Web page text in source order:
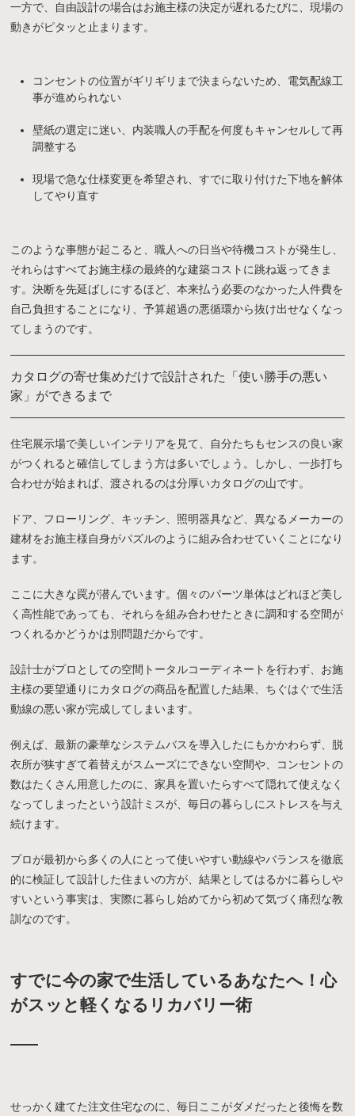
一方で、自由設計の場合はお施主様の決定が遅れるたびに、現場の
動きがピタッと止まります。
コンセントの位置がギリギリまで決まらないため、電気配線工
事が進められない
壁紙の選定に迷い、内装職人の手配を何度もキャンセルして再
調整する
現場で急な仕様変更を希望され、すでに取り付けた下地を解体
してやり直す
このような事態が起こると、職人への日当や待機コストが発生し、
それらはすべてお施主様の最終的な建築コストに跳ね返ってきま
す。決断を先延ばしにするほど、本来払う必要のなかった人件費を
自己負担することになり、予算超過の悪循環から抜け出せなくなっ
てしまうのです。
カタログの寄せ集めだけで設計された「使い勝手の悪い
家」ができるまで
住宅展示場で美しいインテリアを見て、自分たちもセンスの良い家
がつくれると確信してしまう方は多いでしょう。しかし、一歩打ち
合わせが始まれば、渡されるのは分厚いカタログの山です。
ドア、フローリング、キッチン、照明器具など、異なるメーカーの
建材をお施主様自身がパズルのように組み合わせていくことになり
ます。
ここに大きな罠が潜んでいます。個々のパーツ単体はどれほど美し
く高性能であっても、それらを組み合わせたときに調和する空間が
つくれるかどうかは別問題だからです。
設計士がプロとしての空間トータルコーディネートを行わず、お施
主様の要望通りにカタログの商品を配置した結果、ちぐはぐで生活
動線の悪い家が完成してしまいます。
例えば、最新の豪華なシステムバスを導入したにもかかわらず、脱
衣所が狭すぎて着替えがスムーズにできない空間や、コンセントの
数はたくさん用意したのに、家具を置いたらすべて隠れて使えなく
なってしまったという設計ミスが、毎日の暮らしにストレスを与え
続けます。
プロが最初から多くの人にとって使いやすい動線やバランスを徹底
的に検証して設計した住まいの方が、結果としてはるかに暮らしや
すいという事実は、実際に暮らし始めてから初めて気づく痛烈な教
訓なのです。
すでに今の家で生活しているあなたへ！心
がスッと軽くなるリカバリー術
せっかく建てた注文住宅なのに、毎日ここがダメだったと後悔を数